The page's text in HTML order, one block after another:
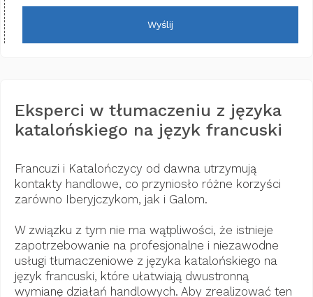
Wyślij
Eksperci w tłumaczeniu z języka
katalońskiego na język francuski
Francuzi i Katalończycy od dawna utrzymują
kontakty handlowe, co przyniosło różne korzyści
zarówno Iberyjczykom, jak i Galom.
W związku z tym nie ma wątpliwości, że istnieje
zapotrzebowanie na profesjonalne i niezawodne
usługi tłumaczeniowe z języka katalońskiego na
język francuski, które ułatwiają dwustronną
wymianę działań handlowych. Aby zrealizować ten